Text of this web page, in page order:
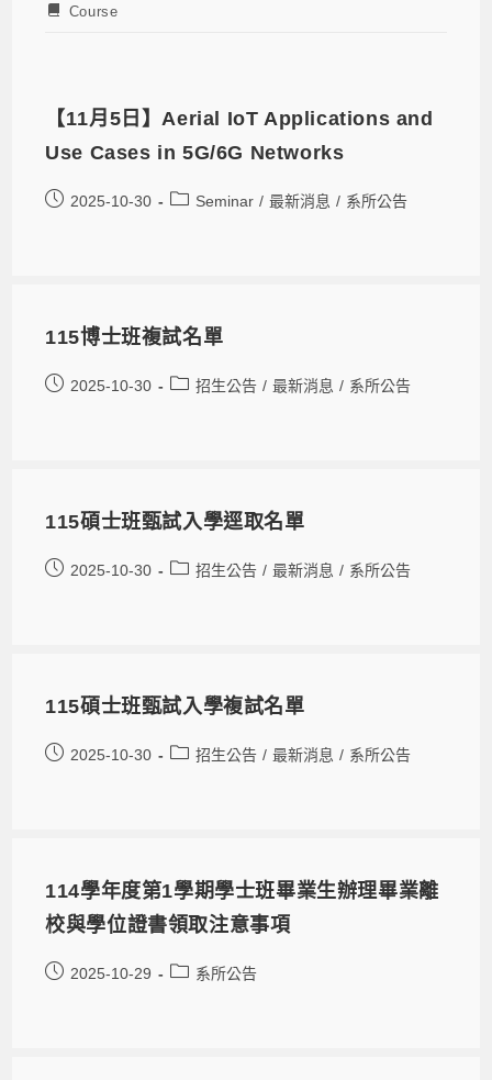
Course
【11月5日】Aerial IoT Applications and
Use Cases in 5G/6G Networks
2025-10-30 Seminar / 最新消息 / 系所公告
115博士班複試名單
2025-10-30 招生公告 / 最新消息 / 系所公告
115碩士班甄試入學逕取名單
2025-10-30 招生公告 / 最新消息 / 系所公告
115碩士班甄試入學複試名單
2025-10-30 招生公告 / 最新消息 / 系所公告
114學年度第1學期學士班畢業生辦理畢業離
校與學位證書領取注意事項
2025-10-29 系所公告